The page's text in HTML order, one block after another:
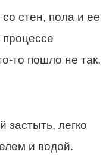
стен, пола и ее
то пошло не так.
застыть, легко
и водой.